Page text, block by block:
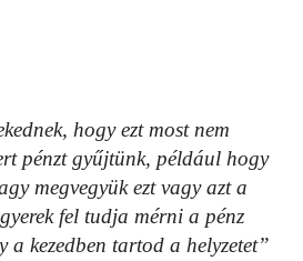
hogy ezt most nem
pénzt gyűjtünk, például hogy
megvegyük ezt vagy azt a
fel tudja mérni a pénz
a kezedben tartod a helyzetet”